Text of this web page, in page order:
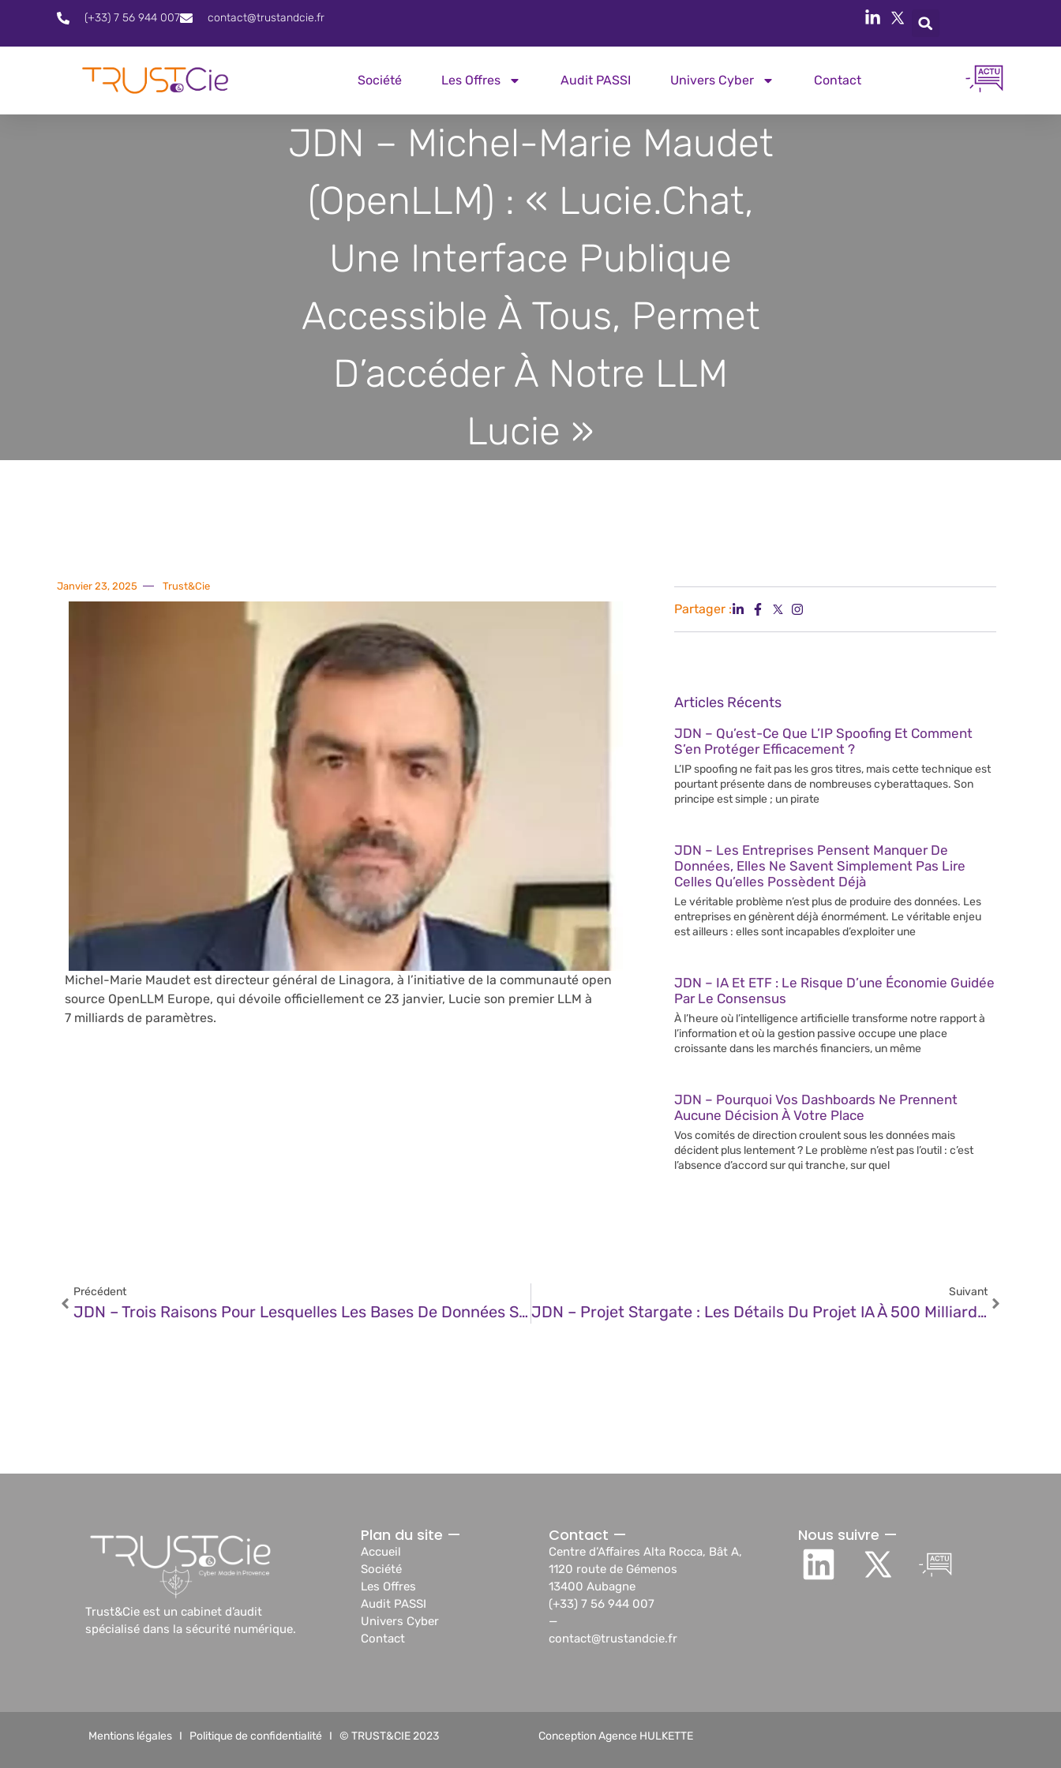
(+33) 7 56 944 007 contact@trustandcie.fr
Société Les Offres Audit PASSI Univers Cyber Contact
JDN – Michel-Marie Maudet
(OpenLLM) : « Lucie.chat,
Une Interface Publique
Accessible À Tous, Permet
D’accéder À Notre LLM
Lucie »
Janvier 23, 2025 Trust&Cie
Michel-Marie Maudet est directeur général de Linagora, à l’initiative de la communauté open
source OpenLLM Europe, qui dévoile officiellement ce 23 janvier, Lucie son premier LLM à
7 milliards de paramètres.
Partager :
Articles Récents
JDN – Qu’est-Ce Que L’IP Spoofing Et Comment
S’en Protéger Efficacement ?
L’IP spoofing ne fait pas les gros titres, mais cette technique est
pourtant présente dans de nombreuses cyberattaques. Son
principe est simple ; un pirate
JDN – Les Entreprises Pensent Manquer De
Données, Elles Ne Savent Simplement Pas Lire
Celles Qu’elles Possèdent Déjà
Le véritable problème n’est plus de produire des données. Les
entreprises en génèrent déjà énormément. Le véritable enjeu
est ailleurs : elles sont incapables d’exploiter une
JDN – IA Et ETF : Le Risque D’une Économie Guidée
Par Le Consensus
À l’heure où l’intelligence artificielle transforme notre rapport à
l’information et où la gestion passive occupe une place
croissante dans les marchés financiers, un même
JDN – Pourquoi Vos Dashboards Ne Prennent
Aucune Décision À Votre Place
Vos comités de direction croulent sous les données mais
décident plus lentement ? Le problème n’est pas l’outil : c’est
l’absence d’accord sur qui tranche, sur quel
Précédent
JDN – Trois Raisons Pour Lesquelles Les Bases De Données Sécurisées Et Fiables Sont Essentielles Pour Les Prestataires De Soins De Santé
Suivant
JDN – Projet Stargate : Les Détails Du Projet IA À 500 Milliards De Dollars Qui Secoue Le Monde
Trust&Cie est un cabinet d’audit
spécialisé dans la sécurité numérique.
Plan du site —
Accueil
Société
Les Offres
Audit PASSI
Univers Cyber
Contact
Contact —
Centre d’Affaires Alta Rocca, Bât A,
1120 route de Gémenos
13400 Aubagne
(+33) 7 56 944 007
—
contact@trustandcie.fr
Nous suivre —
Mentions légales I Politique de confidentialité I © TRUST&CIE 2023 Conception Agence HULKETTE